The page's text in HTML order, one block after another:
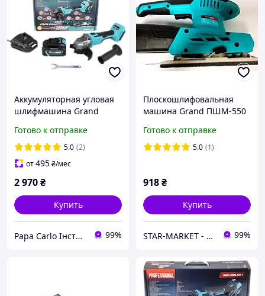
Аккумуляторная угловая
шлифмашина Grand
Готово к отправке
5.0 (2)
от495₴/мес
2 970₴
Купить
Papa Carlo Інструменти 99%
Плоскошлифовальная
машина Grand ПШМ-550
Готово к отправке
5.0 (1)
918₴
Купить
STAR-MARKET - аксессуары, товары для дома, сада, отдыха и туризма 99%